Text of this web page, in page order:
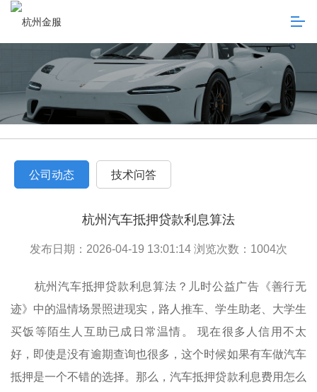
公司动态 技术问答
杭州汽车抵押贷款利息算法
发布日期：2026-04-19 13:01:14 浏览次数： 1004次
杭州汽车抵押贷款利息算法？儿时公益广告《善行无
迹》中的温情场景照进现实，路人推车、学生助老、大学生
买饭等陌生人互助已成日常温情。 现在很多人信用不太
好，即使是没有逾期查询也很多，这个时候如果有车做汽车
抵押是一个不错的选择。那么，汽车抵押贷款利息费用怎么